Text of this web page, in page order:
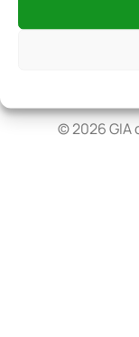
© 2026 GIA